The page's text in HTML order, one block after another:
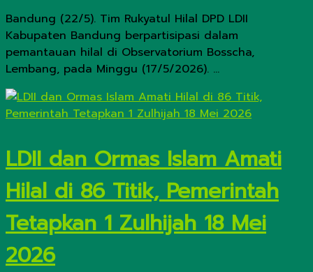
Bandung (22/5). Tim Rukyatul Hilal DPD LDII
Kabupaten Bandung berpartisipasi dalam
pemantauan hilal di Observatorium Bosscha,
Lembang, pada Minggu (17/5/2026). ...
LDII dan Ormas Islam Amati
Hilal di 86 Titik, Pemerintah
Tetapkan 1 Zulhijah 18 Mei
2026